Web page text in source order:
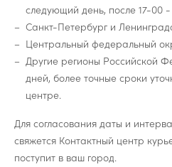
следующий день, после 17-00 -
Санкт-Петербург и
Центральный федеральный
Другие регионы Российской
дней, более точные сроки
центре.
Для согласования даты и
свяжется Контактный центр
поступит в ваш город.